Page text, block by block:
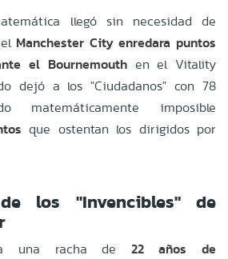
llegó sin necesidad de
Manchester City enredara puntos
el Bournemouthen el Vitality
dejó a los "Ciudadanos" con 78
matemáticamente imposible
que ostentan los dirigidos por
los "Invencibles" de
una racha de 22 años de